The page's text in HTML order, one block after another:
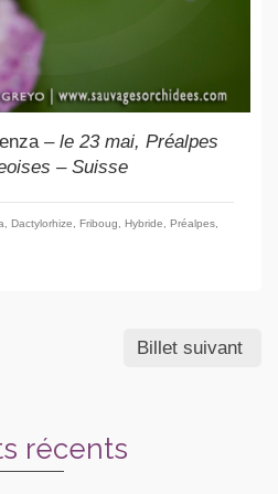
– le 23 mai, Préalpes
– Suisse
, Dactylorhize, Friboug, Hybride, Préalpes,
Billet suivant
récents